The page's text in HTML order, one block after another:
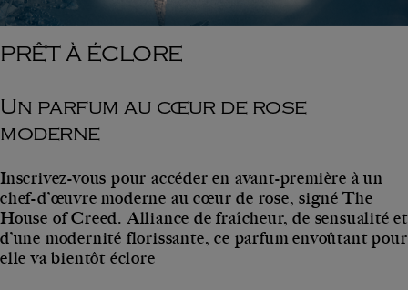
PRÊT À ÉCLORE
Un parfum au cœur de rose
moderne
Inscrivez-vous pour accéder en avant-première à un
chef-d’œuvre moderne au cœur de rose, signé The
House of Creed. Alliance de fraîcheur, de sensualité et
d’une modernité florissante, ce parfum envoûtant pour
elle va bientôt éclore